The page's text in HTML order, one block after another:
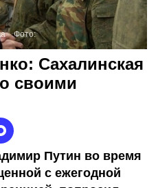
Фото:
Сахалинская
своими
Путин во время
с ежегодной